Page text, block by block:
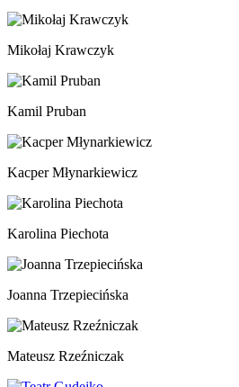
Mikołaj Krawczyk
Kamil Pruban
Kacper Młynarkiewicz
Karolina Piechota
Joanna Trzepiecińska
Mateusz Rzeźniczak